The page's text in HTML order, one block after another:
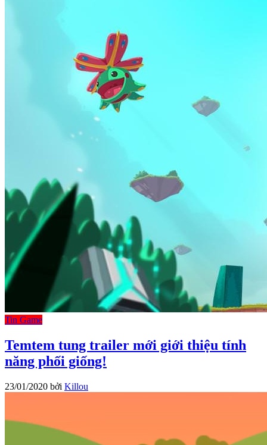
Tin Game
Temtem tung trailer mới giới thiệu tính
năng phối giống!
23/01/2020 bởi Killou